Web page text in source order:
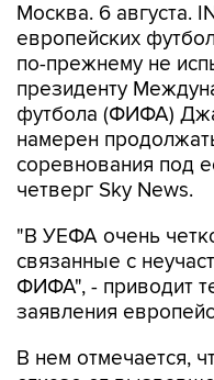
Москва. 6 августа.
европейских
по-прежнему не
президенту
футбола (ФИФА)
намерен
соревнования под
четверг Sky News.
"В УЕФА очень
связанные с
ФИФА", - приводит
заявления
В нем отмечается,